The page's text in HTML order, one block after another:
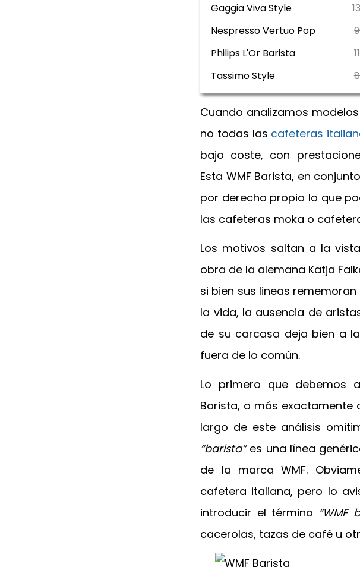
Gaggia Viva Style
Nespresso Vertuo Pop
Philips L'Or Barista
Tassimo Style
Cuando analizamos
no todas las cafeteras
bajo coste, con
Esta WMF Barista, en
por derecho propio lo que
las cafeteras moka o
Los motivos saltan a la
obra de la alemana Katja
si bien sus lineas
la vida, la ausencia de
de su carcasa deja bien a
fuera de lo común.
Lo primero que debemos
Barista, o más
largo de este análisis
“barista”es una línea
de la marca WMF.
cafetera italiana, pero lo
introducir el término “WMF
cacerolas, tazas de café u